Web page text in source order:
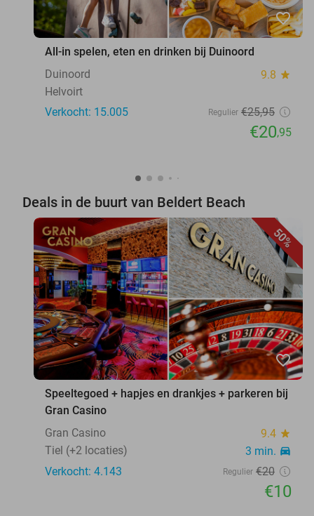
favorite_border
All-in spelen, eten en drinken bij Duinoord
Duinoord
9.8 star
Helvoirt
Verkocht: 15.005
Regulier €25,95
€20,95
Deals in de buurt van Beldert Beach
50%
favorite_border
Speeltegoed + hapjes en drankjes + parkeren bij
Gran Casino
Gran Casino
9.4 star
Tiel (+2 locaties) 3 min. directions_car
Verkocht: 4.143 Regulier €20
€10